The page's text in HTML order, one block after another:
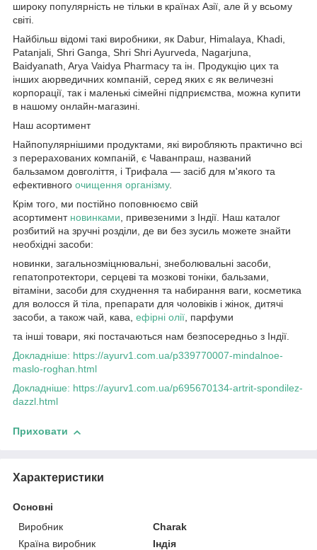
широку популярність не тільки в країнах Азії, але й у всьому
світі.
Найбільш відомі такі виробники, як Dabur, Himalaya, Khadi,
Patanjali, Shri Ganga, Shri Shri Ayurveda, Nagarjuna,
Baidyanath, Arya Vaidya Pharmacy та ін. Продукцію цих та
інших аюрведичних компаній, серед яких є як величезні
корпорації, так і маленькі сімейні підприємства, можна купити
в нашому онлайн-магазині.
Наш асортимент
Найпопулярнішими продуктами, які виробляють практично всі
з перерахованих компаній, є Чаванпраш, названий
бальзамом довголіття, і Трифала — засіб для м'якого та
ефективного очищення організму.
Крім того, ми постійно поповнюємо свій
асортимент новинками, привезеними з Індії. Наш каталог
розбитий на зручні розділи, де ви без зусиль можете знайти
необхідні засоби:
новинки, загальнозміцнювальні, знеболювальні засоби,
гепатопротектори, серцеві та мозкові тоніки, бальзами,
вітаміни, засоби для схуднення та набирання ваги, косметика
для волосся й тіла, препарати для чоловіків і жінок, дитячі
засоби, а також чай, кава, ефірні олії, парфуми
та інші товари, які постачаються нам безпосередньо з Індії.
Докладніше: https://ayurv1.com.ua/p339770007-mindalnoe-
maslo-roghan.html
Докладніше: https://ayurv1.com.ua/p695670134-artrit-spondilez-
dazzl.html
Приховати
Характеристики
Основні
Виробник
Charak
Країна виробник
Індія